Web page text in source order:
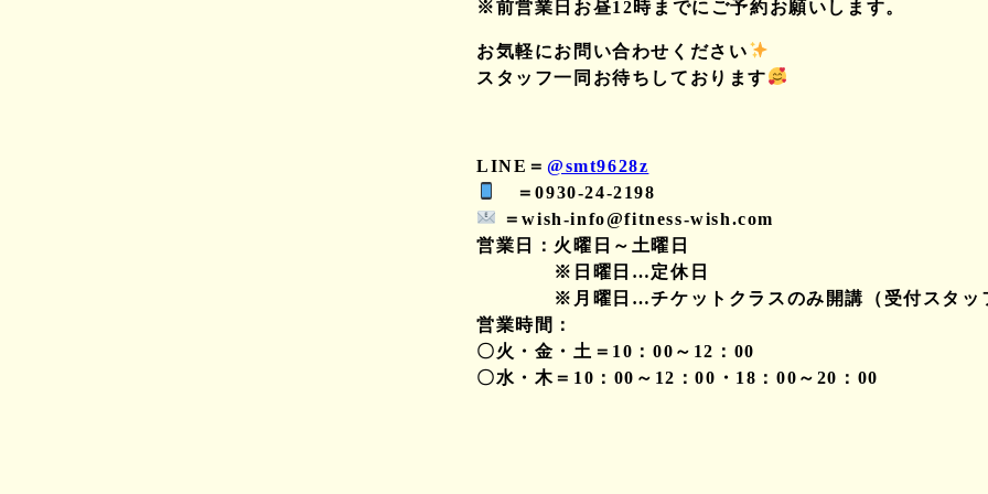
※前営業日お昼12時までにご予約お願いします。
お気軽にお問い合わせください
スタッフ一同お待ちしております
LINE＝ @smt9628z
＝0930-24-2198
＝wish-info@fitness-wish.com
営業日：火曜日～土曜日
※日曜日…定休日
※月曜日…チケットクラスのみ開講（受付スタッ
営業時間：
〇火・金・土＝10：00～12：00
〇水・木＝10：00～12：00・18：00～20：00